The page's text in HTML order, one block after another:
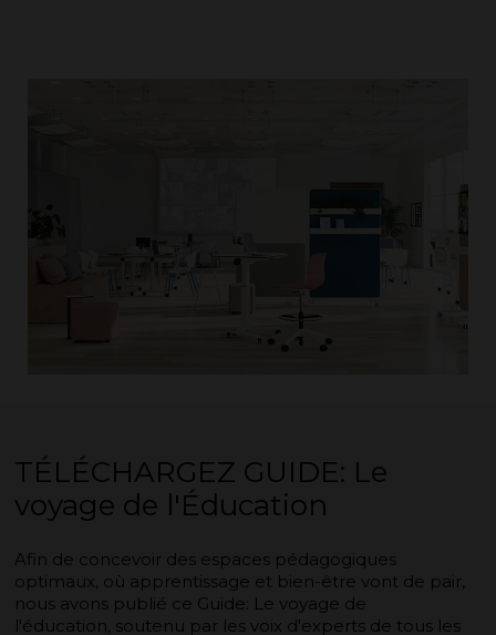
TÉLÉCHARGEZ GUIDE: Le
voyage de l'Éducation
Afin de concevoir des espaces pédagogiques
optimaux, où apprentissage et bien-être vont de pair,
nous avons publié ce Guide: Le voyage de
l'éducation, soutenu par les voix d'experts de tous les